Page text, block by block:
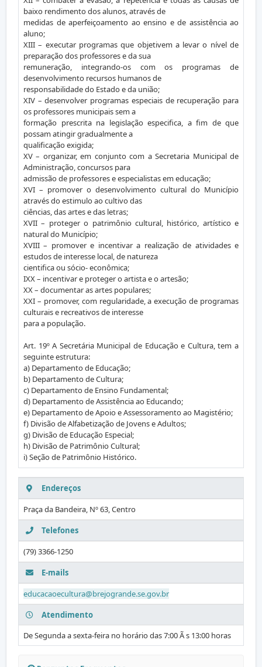
baixo rendimento dos alunos, através de
medidas de aperfeiçoamento ao ensino e de assistência ao
aluno;
XIII – executar programas que objetivem a levar o nível de
preparação dos professores e da sua
remuneração, integrando-os com os programas de
desenvolvimento recursos humanos de
responsabilidade do Estado e da união;
XIV – desenvolver programas especiais de recuperação para
os professores municipais sem a
formação prescrita na legislação especifica, a fim de que
possam atingir gradualmente a
qualificação exigida;
XV – organizar, em conjunto com a Secretaria Municipal de
Administração, concursos para
admissão de professores e especialistas em educação;
XVI – promover o desenvolvimento cultural do Município
através do estimulo ao cultivo das
ciências, das artes e das letras;
XVII – proteger o patrimônio cultural, histórico, artístico e
natural do Município;
XVIII – promover e incentivar a realização de atividades e
estudos de interesse local, de natureza
cientifica ou sócio- econômica;
IXX – incentivar e proteger o artista e o artesão;
XX – documentar as artes populares;
XXI – promover, com regularidade, a execução de programas
culturais e recreativos de interesse
para a população.
Art. 19º A Secretária Municipal de Educação e Cultura, tem a
seguinte estrutura:
a) Departamento de Educação;
b) Departamento de Cultura;
c) Departamento de Ensino Fundamental;
d) Departamento de Assistência ao Educando;
e) Departamento de Apoio e Assessoramento ao Magistério;
f) Divisão de Alfabetização de Jovens e Adultos;
g) Divisão de Educação Especial;
h) Divisão de Patrimônio Cultural;
i) Seção de Patrimônio Histórico.
Endereços
Praça da Bandeira, Nº 63, Centro
Telefones
(79) 3366-1250
E-mails
educacaoecultura@brejogrande.se.gov.br
Atendimento
De Segunda a sexta-feira no horário das 7:00 Ã s 13:00 horas